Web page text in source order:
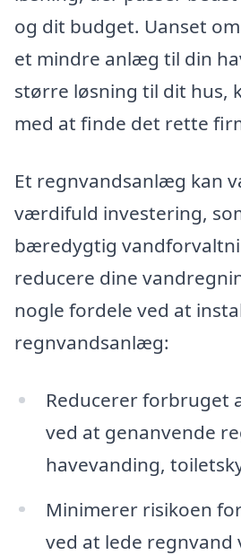
og dit budget. Uanset
et mindre anlæg til din
større løsning til dit hus,
med at finde det rette
Et regnvandsanlæg kan
værdifuld investering,
bæredygtig
reducere dine
nogle fordele ved at
regnvandsanlæg:
Reducerer forbruget
ved at genanvende
havevanding,
Minimerer risikoen
ved at lede